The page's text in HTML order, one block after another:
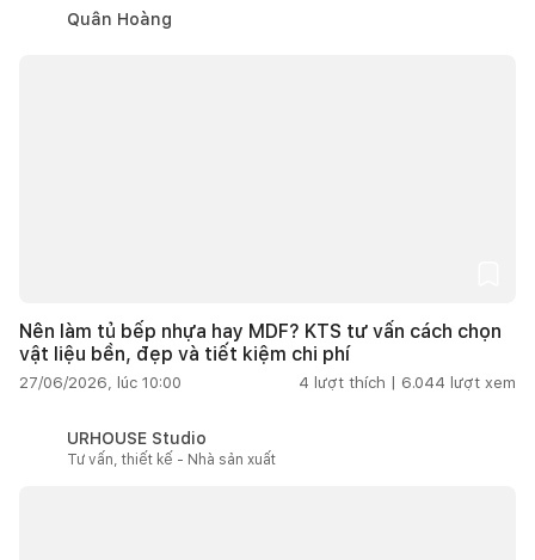
Quân Hoàng
Nên làm tủ bếp nhựa hay MDF? KTS tư vấn cách chọn
vật liệu bền, đẹp và tiết kiệm chi phí
27/06/2026, lúc 10:00 4 lượt thích | 6.044 lượt xem
URHOUSE Studio
Tư vấn, thiết kế - Nhà sản xuất